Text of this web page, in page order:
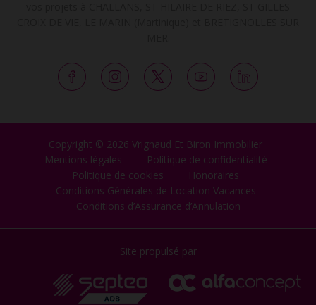
Copyright © 2026 Vrignaud Et Biron Immobilier
Mentions légales
Politique de confidentialité
Politique de cookies
Honoraires
Conditions Générales de Location Vacances
Conditions d’Assurance d’Annulation
Site propulsé par